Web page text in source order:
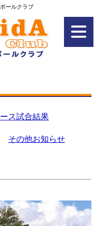
ールクラブ
ス試合結果
その他お知らせ